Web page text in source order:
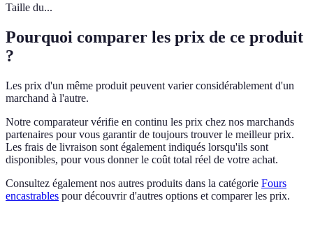
Taille du...
Pourquoi comparer les prix de ce produit
?
Les prix d'un même produit peuvent varier considérablement d'un
marchand à l'autre.
Notre comparateur vérifie en continu les prix chez nos marchands
partenaires pour vous garantir de toujours trouver le meilleur prix.
Les frais de livraison sont également indiqués lorsqu'ils sont
disponibles, pour vous donner le coût total réel de votre achat.
Consultez également nos autres produits dans la catégorie Fours
encastrables pour découvrir d'autres options et comparer les prix.